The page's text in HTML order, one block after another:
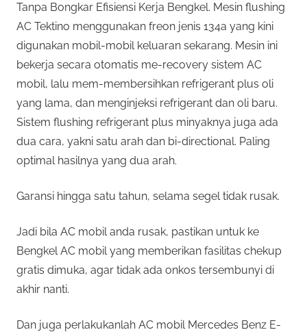
Tanpa Bongkar Efisiensi Kerja Bengkel. Mesin flushing
AC Tektino menggunakan freon jenis 134a yang kini
digunakan mobil-mobil keluaran sekarang. Mesin ini
bekerja secara otomatis me-recovery sistem AC
mobil, lalu mem-membersihkan refrigerant plus oli
yang lama, dan menginjeksi refrigerant dan oli baru.
Sistem flushing refrigerant plus minyaknya juga ada
dua cara, yakni satu arah dan bi-directional. Paling
optimal hasilnya yang dua arah.
Garansi hingga satu tahun, selama segel tidak rusak.
Jadi bila AC mobil anda rusak, pastikan untuk ke
Bengkel AC mobil yang memberikan fasilitas chekup
gratis dimuka, agar tidak ada onkos tersembunyi di
akhir nanti.
Dan juga perlakukanlah AC mobil Mercedes Benz E-